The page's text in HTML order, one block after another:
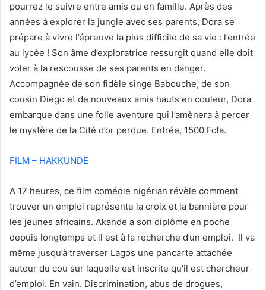
pourrez le suivre entre amis ou en famille. Après des
années à explorer la jungle avec ses parents, Dora se
prépare à vivre l’épreuve la plus difficile de sa vie : l’entrée
au lycée ! Son âme d’exploratrice ressurgit quand elle doit
voler à la rescousse de ses parents en danger.
Accompagnée de son fidèle singe Babouche, de son
cousin Diego et de nouveaux amis hauts en couleur, Dora
embarque dans une folle aventure qui l’amènera à percer
le mystère de la Cité d’or perdue. Entrée, 1500 Fcfa.
FILM – HAKKUNDE
A 17 heures, ce film comédie nigérian révèle comment
trouver un emploi représente la croix et la bannière pour
les jeunes africains. Akande a son diplôme en poche
depuis longtemps et il est à la recherche d’un emploi. Il va
même jusqu’à traverser Lagos une pancarte attachée
autour du cou sur laquelle est inscrite qu’il est chercheur
d’emploi. En vain. Discrimination, abus de drogues,